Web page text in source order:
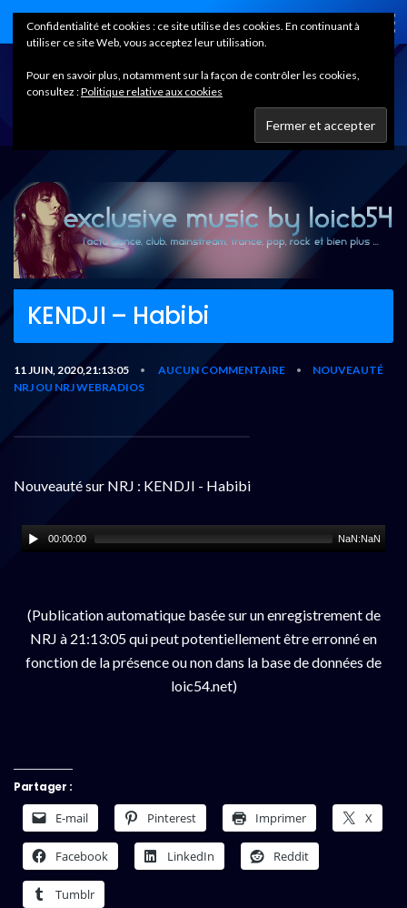
Home
KENDJI – Habibi
11 JUIN, 2020,21:13:05 • AUCUN COMMENTAIRE •
NOUVEAUTÉ
NRJ OU NRJ WEBRADIOS
Nouveauté sur NRJ : KENDJI - Habibi
00:00:00 NaN:NaN
(Publication automatique basée sur un enregistrement de
NRJ à 21:13:05 qui peut potentiellement être erronné en
fonction de la présence ou non dans la base de données de
loic54.net)
Partager :
E-mail Pinterest Imprimer X
Facebook LinkedIn Reddit
Tumblr
Confidentialité et cookies : ce site utilise des cookies. En continuant à
utiliser ce site Web, vous acceptez leur utilisation.
Pour en savoir plus, notamment sur la façon de contrôler les cookies,
consultez :Politique relative aux cookies